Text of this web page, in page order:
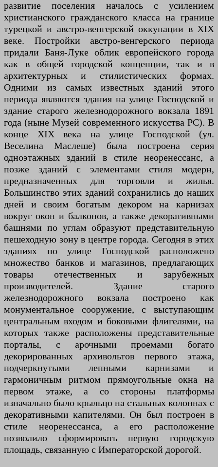
развитие поселения началось с усилением
христианского гражданского класса на границе
турецкой и австро-венгерской оккупации в XIX
веке. Постройки австро-венгерского периода
придали Баня-Луке облик европейского города
как в общей городской концепции, так и в
архитектурных и стилистических формах.
Одними из самых известных зданий этого
периода являются здания на улице Господской и
здание старого железнодорожного вокзала 1891
года (ныне Музей современного искусства РС). В
конце XIX века на улице Господской (ул.
Веселина Маслеше) была построена серия
одноэтажных зданий в стиле неоренессанс, а
позже зданий с элементами стиля модерн,
предназначенных для торговли и жилья.
Большинство этих зданий сохранились до наших
дней и своим богатым декором на карнизах
вокруг окон и балконов, а также декоративными
башнями по углам образуют представительную
пешеходную зону в центре города. Сегодня в этих
зданиях по улице Господской расположено
множество банков и магазинов, предлагающих
товары отечественных и зарубежных
производителей. Здание старого
железнодорожного вокзала построено как
монументальное сооружение, с выступающим
центральным входом и боковыми флигелями, на
которых также расположены представительные
порталы, с арочными проемами богато
декорированных архивольтов первого этажа,
подчеркнутыми лепными карнизами и
гармоничным ритмом прямоугольные окна на
первом этаже, а со стороны платформы
изначально было крыльцо на стальных колоннах с
декоративными капителями. Он был построен в
стиле неоренессанса, а его расположение
позволило сформировать первую городскую
площадь, связанную с Императорской дорогой.